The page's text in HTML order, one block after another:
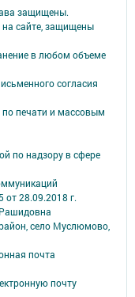
защищены.
сайте, защищены
в любом объеме
согласия
по печати и массовым
по надзору в сфере
28.09.2018 г.
село Муслюмово,
почта
почту